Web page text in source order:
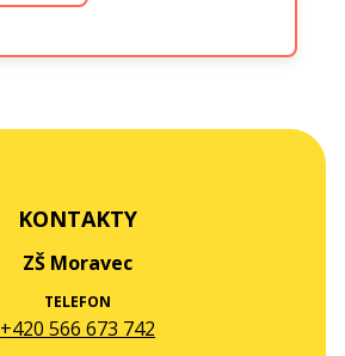
KONTAKTY
ZŠ Moravec
TELEFON
+420 566 673 742